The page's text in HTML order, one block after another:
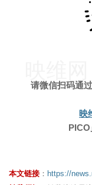
请微信扫码通
映
映维
本文链接 ： https://